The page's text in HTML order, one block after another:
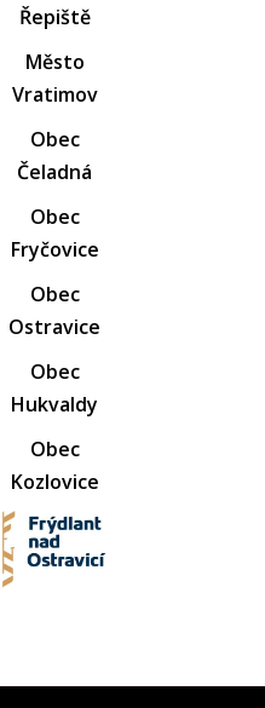
Řepiště
Město
Vratimov
Obec
Čeladná
Obec
Fryčovice
Obec
Ostravice
Obec
Hukvaldy
Obec
Kozlovice